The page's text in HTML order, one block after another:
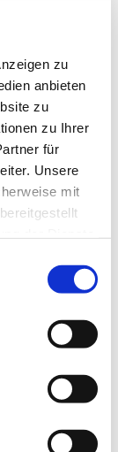
zu
anbieten
zu
zu Ihrer
für
Unsere
mit